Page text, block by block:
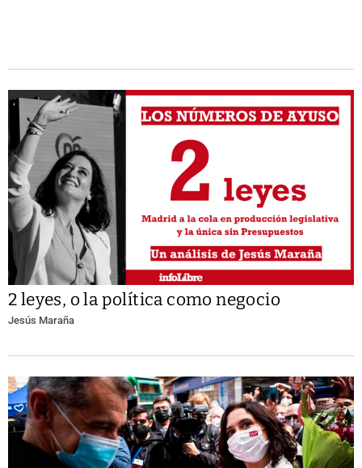
2 leyes, o la política como negocio
Jesús Maraña